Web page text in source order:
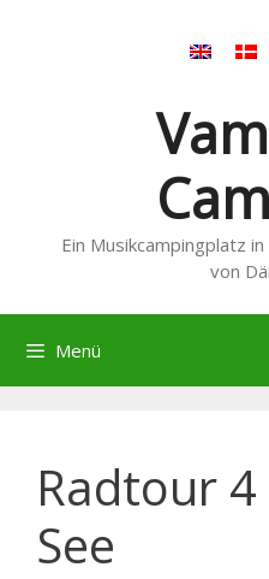
Ein Musikcampingplatz
von
Menü
Radtour
See